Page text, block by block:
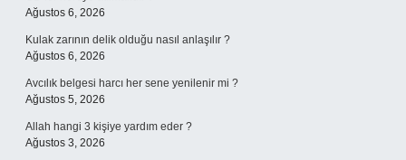
Ağustos 6, 2026
Kulak zarının delik olduğu nasıl anlaşılır ?
Ağustos 6, 2026
Avcılık belgesi harcı her sene yenilenir mi ?
Ağustos 5, 2026
Allah hangi 3 kişiye yardım eder ?
Ağustos 3, 2026